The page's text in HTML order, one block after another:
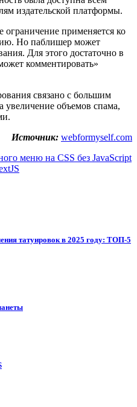
издательской платформы.
ограничение применяется ко
Но паблишер может
Для этого достаточно в
комментировать»
связано с большим
увеличение объемов спама,
Источник: webformyself.com
меню на CSS без JavaScript
татуировок в 2025 году: ТОП-5